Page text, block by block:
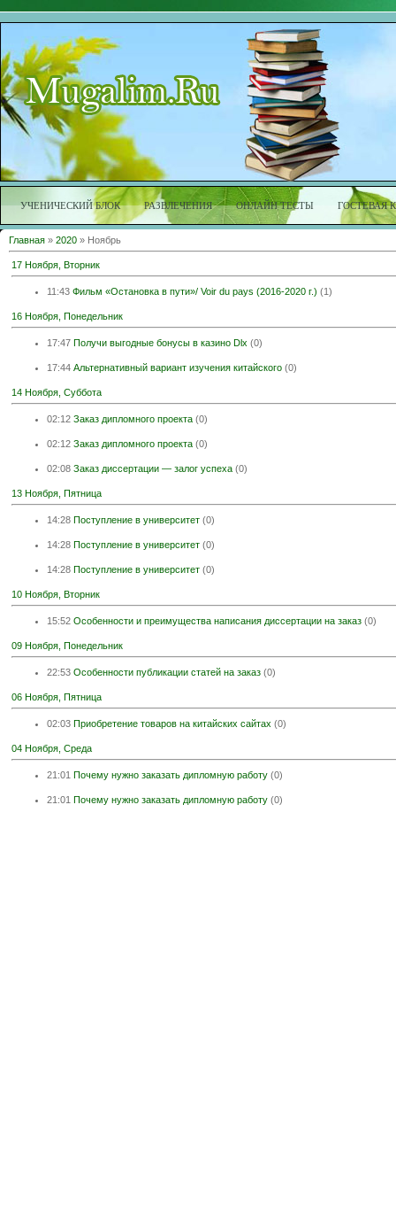
УЧЕНИЧЕСКИЙ БЛОК РАЗВЛЕЧЕНИЯ ОНЛАЙН ТЕСТЫ ГОСТЕВАЯ
Главная » 2020 » Ноябрь
17 Ноября, Вторник
11:43 Фильм «Остановка в пути»/ Voir du pays (2016-2020 г.) (1)
16 Ноября, Понедельник
17:47 Получи выгодные бонусы в казино Dlx (0)
17:44 Альтернативный вариант изучения китайского (0)
14 Ноября, Суббота
02:12 Заказ дипломного проекта (0)
02:12 Заказ дипломного проекта (0)
02:08 Заказ диссертации — залог успеха (0)
13 Ноября, Пятница
14:28 Поступление в университет (0)
14:28 Поступление в университет (0)
14:28 Поступление в университет (0)
10 Ноября, Вторник
15:52 Особенности и преимущества написания диссертации на заказ (0)
09 Ноября, Понедельник
22:53 Особенности публикации статей на заказ (0)
06 Ноября, Пятница
02:03 Приобретение товаров на китайских сайтах (0)
04 Ноября, Среда
21:01 Почему нужно заказать дипломную работу (0)
21:01 Почему нужно заказать дипломную работу (0)